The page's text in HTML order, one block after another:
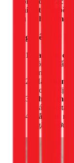
phải đặt trên bề
ngủ ít nhất 3 mét
4 nguyên tắc
Sau bồn
bồn → đẩy
tầng.
Mặt
inox cố
Thông
máy cho
Lắp van
ngăn nước